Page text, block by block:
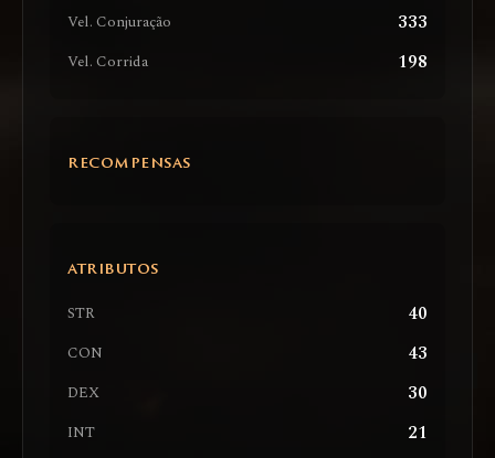
Vel. Conjuração 333
Vel. Corrida 198
RECOMPENSAS
ATRIBUTOS
STR 40
CON 43
DEX 30
INT 21